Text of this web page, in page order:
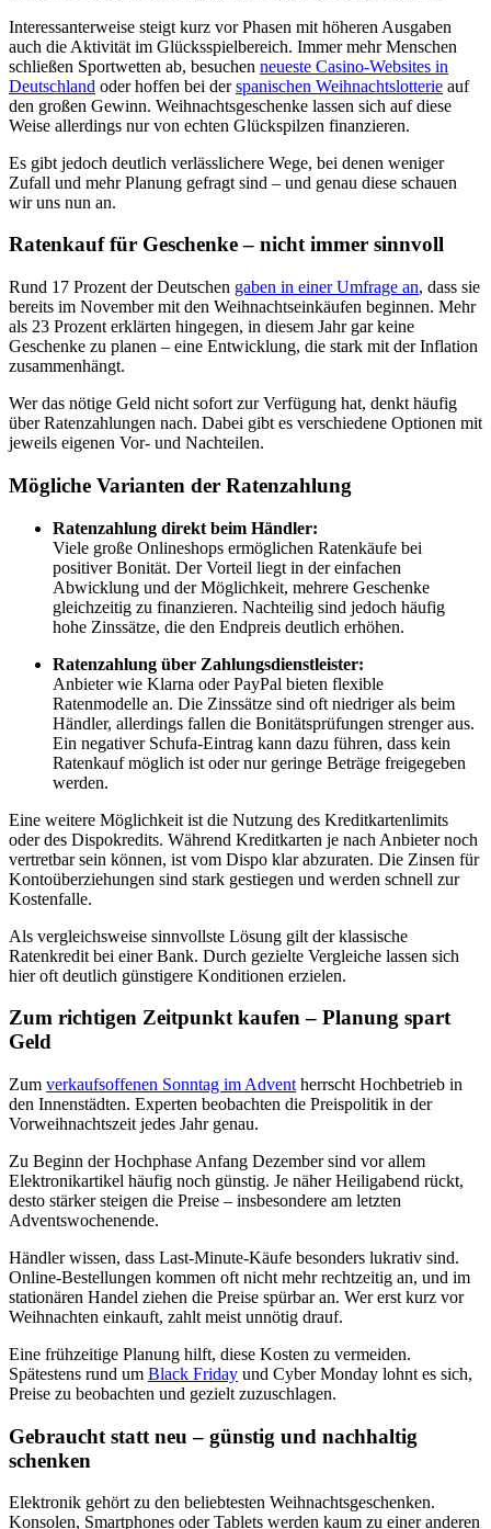
Interessanterweise steigt kurz vor Phasen mit höheren Ausgaben
auch die Aktivität im Glücksspielbereich. Immer mehr Menschen
schließen Sportwetten ab, besuchen neueste Casino-Websites in
Deutschland oder hoffen bei derspanischen Weihnachtslotterie auf
den großen Gewinn. Weihnachtsgeschenke lassen sich auf diese
Weise allerdings nur von echten Glückspilzen finanzieren.
Es gibt jedoch deutlich verlässlichere Wege, bei denen weniger
Zufall und mehr Planung gefragt sind – und genau diese schauen
wir uns nun an.
Ratenkauf für Geschenke – nicht immer sinnvoll
Rund 17 Prozent der Deutschen gaben in einer Umfrage an, dass sie
bereits im November mit den Weihnachtseinkäufen beginnen. Mehr
als 23 Prozent erklärten hingegen, in diesem Jahr gar keine
Geschenke zu planen – eine Entwicklung, die stark mit der Inflation
zusammenhängt.
Wer das nötige Geld nicht sofort zur Verfügung hat, denkt häufig
über Ratenzahlungen nach. Dabei gibt es verschiedene Optionen mit
jeweils eigenen Vor- und Nachteilen.
Mögliche Varianten der Ratenzahlung
Ratenzahlung direkt beim Händler:
Viele große Onlineshops ermöglichen Ratenkäufe bei
positiver Bonität. Der Vorteil liegt in der einfachen
Abwicklung und der Möglichkeit, mehrere Geschenke
gleichzeitig zu finanzieren. Nachteilig sind jedoch häufig
hohe Zinssätze, die den Endpreis deutlich erhöhen.
Ratenzahlung über Zahlungsdienstleister:
Anbieter wie Klarna oder PayPal bieten flexible
Ratenmodelle an. Die Zinssätze sind oft niedriger als beim
Händler, allerdings fallen die Bonitätsprüfungen strenger aus.
Ein negativer Schufa-Eintrag kann dazu führen, dass kein
Ratenkauf möglich ist oder nur geringe Beträge freigegeben
werden.
Eine weitere Möglichkeit ist die Nutzung des Kreditkartenlimits
oder des Dispokredits. Während Kreditkarten je nach Anbieter noch
vertretbar sein können, ist vom Dispo klar abzuraten. Die Zinsen für
Kontoüberziehungen sind stark gestiegen und werden schnell zur
Kostenfalle.
Als vergleichsweise sinnvollste Lösung gilt der klassische
Ratenkredit bei einer Bank. Durch gezielte Vergleiche lassen sich
hier oft deutlich günstigere Konditionen erzielen.
Zum richtigen Zeitpunkt kaufen – Planung spart
Geld
Zum verkaufsoffenen Sonntag im Advent herrscht Hochbetrieb in
den Innenstädten. Experten beobachten die Preispolitik in der
Vorweihnachtszeit jedes Jahr genau.
Zu Beginn der Hochphase Anfang Dezember sind vor allem
Elektronikartikel häufig noch günstig. Je näher Heiligabend rückt,
desto stärker steigen die Preise – insbesondere am letzten
Adventswochenende.
Händler wissen, dass Last-Minute-Käufe besonders lukrativ sind.
Online-Bestellungen kommen oft nicht mehr rechtzeitig an, und im
stationären Handel ziehen die Preise spürbar an. Wer erst kurz vor
Weihnachten einkauft, zahlt meist unnötig drauf.
Eine frühzeitige Planung hilft, diese Kosten zu vermeiden.
Spätestens rund um Black Friday und Cyber Monday lohnt es sich,
Preise zu beobachten und gezielt zuzuschlagen.
Gebraucht statt neu – günstig und nachhaltig
schenken
Elektronik gehört zu den beliebtesten Weihnachtsgeschenken.
Konsolen, Smartphones oder Tablets werden kaum zu einer anderen